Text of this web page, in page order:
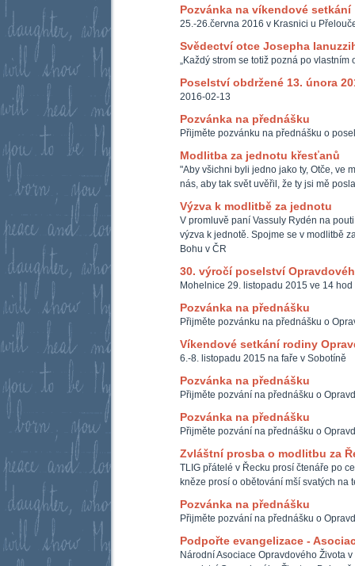
Pozvánka na víkendové setkání
25.-26.června 2016 v Krasnici u
Svědectví otce Josepha
„Každý strom se totiž pozná po vlastním
Poselství obdržené 13. února
2016-02-13
Pozvánka na přednášku
Přijměte pozvánku na přednášku o
Modlitba za jednotu křesťanů
"Aby všichni byli jedno jako ty, Otče, ve
nás, aby tak svět uvěřil, že ty jsi mě
Výzva k modlitbě za jednotu
V promluvě paní Vassuly Rydén na
výzva k jednotě. Spojme se v modlitbě
Bohu v ČR
30. výročí poselství
Mohelnice 29. listopadu 2015 ve 14 hod
Pozvánka na přednášku
Přijměte pozvánku na přednášku o
Víkendové setkání rodiny
6.-8. listopadu 2015 na faře v Sobotíně
Pozvánka na přednášku
Přijměte pozvání na přednášku o
Pozvánka na přednášku
Přijměte pozvání na přednášku o
Zvláštní prosba o modlitbu za
TLIG přátelé v Řecku prosí čtenáře po
kněze prosí o obětování mší svatých na
Pozvánka na přednášku
Přijměte pozvání na přednášku o
Podpořte evangelizace -
Národní Asociace Opravdového Života